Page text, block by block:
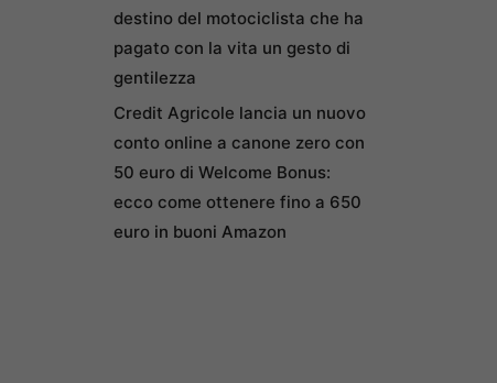
destino del motociclista che ha
pagato con la vita un gesto di
gentilezza
Credit Agricole lancia un nuovo
conto online a canone zero con
50 euro di Welcome Bonus:
ecco come ottenere fino a 650
euro in buoni Amazon